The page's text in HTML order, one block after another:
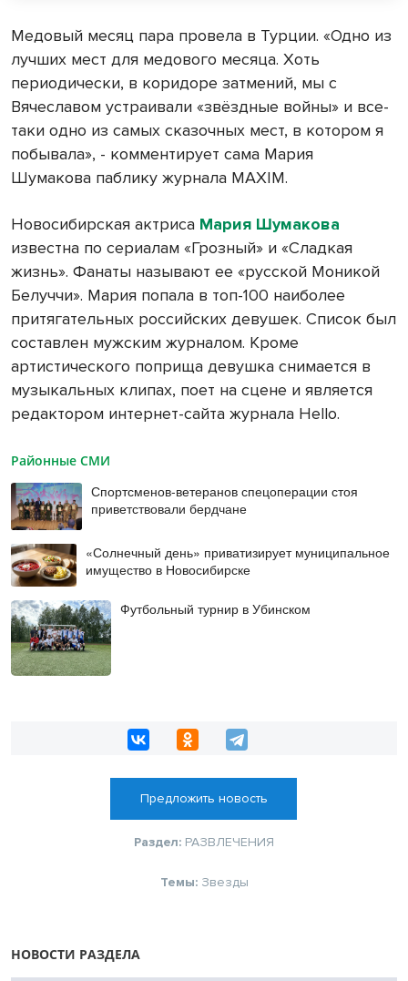
Медовый месяц пара провела в Турции. «Одно из
лучших мест для медового месяца. Хоть
периодически, в коридоре затмений, мы с
Вячеславом устраивали «звёздные войны» и все-
таки одно из самых сказочных мест, в котором я
побывала», - комментирует сама Мария
Шумакова паблику журнала MAXIM.
Новосибирская актриса Мария Шумакова
известна по сериалам «Грозный» и «Сладкая
жизнь». Фанаты называют ее «русской Моникой
Белуччи». Мария попала в топ-100 наиболее
притягательных российских девушек. Список был
составлен мужским журналом. Кроме
артистического поприща девушка снимается в
музыкальных клипах, поет на сцене и является
редактором интернет-сайта журнала Hello.
Районные СМИ
Спортсменов-ветеранов спецоперации стоя
приветствовали бердчане
«Солнечный день» приватизирует муниципальное
имущество в Новосибирске
Футбольный турнир в Убинском
Предложить новость
Раздел: РАЗВЛЕЧЕНИЯ
Темы: Звезды
НОВОСТИ РАЗДЕЛА